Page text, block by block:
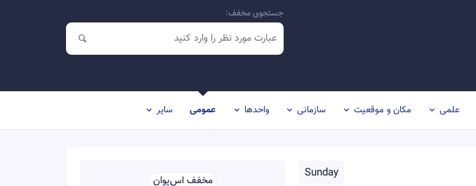
جستجوی مخفف:
علمی مکان و موقعیت سازمانی واحدها عمومی سایر
Sunday مخفف اس‌یو‌ان‌‌